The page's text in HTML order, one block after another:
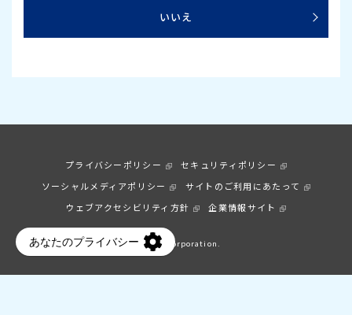
いいえ
プライバシーポリシー
セキュリティポリシー
ソーシャルメディアポリシー
サイトのご利用にあたって
ウェブアクセシビリティ方針
企業情報サイト
© Earth Corporation.